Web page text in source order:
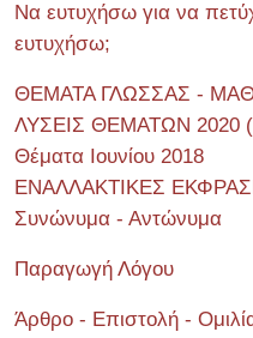
Να ευτυχήσω για να
ευτυχήσω;
ΘΕΜΑΤΑ ΓΛΩΣΣΑΣ -
ΛΥΣΕΙΣ ΘΕΜΑΤΩΝ 2020
Θέματα Ιουνίου 2018
ΕΝΑΛΛΑΚΤΙΚΕΣ
Συνώνυμα - Αντώνυμα
Παραγωγή Λόγου
Άρθρο - Επιστολή -